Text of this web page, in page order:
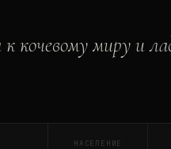
кочевому миру и
НАСЕЛЕНИЕ